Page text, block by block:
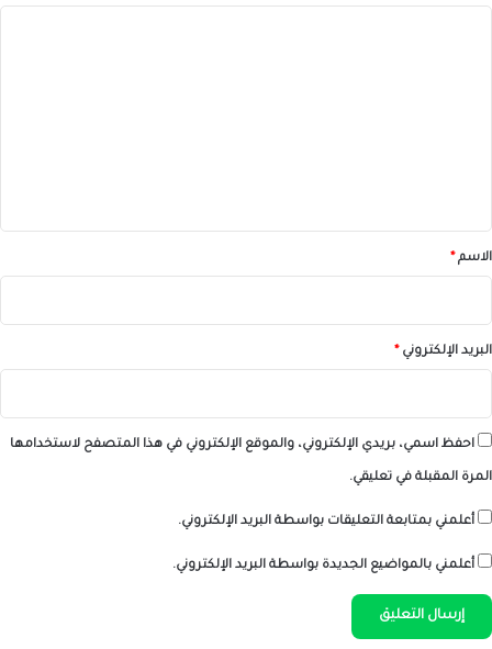
*الاسم *
البريد الإلكتروني *
احفظ اسمي، بريدي الإلكتروني، والموقع الإلكتروني في هذا المتصفح لاستخدامها
المرة المقبلة في تعليقي.
أعلمني بمتابعة التعليقات بواسطة البريد الإلكتروني.
أعلمني بالمواضيع الجديدة بواسطة البريد الإلكتروني.